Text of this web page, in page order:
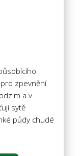
zpevnění
a v
sytě
půdy chudé